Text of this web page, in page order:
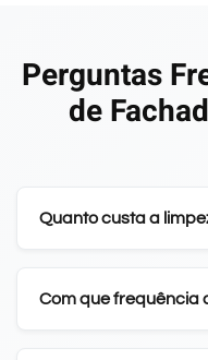
Perguntas
de
Quanto custa a
Com que frequência